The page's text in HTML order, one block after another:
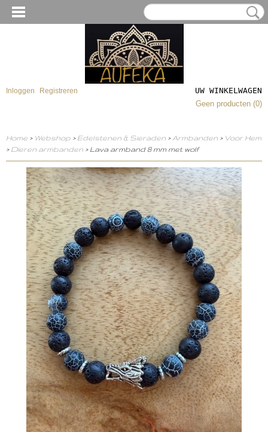
Inloggen Registreren
UW WINKELWAGEN
Geen producten (0)
Home > Webshop > Edelstenen & Sieraden > Armbanden > Voor Hem
> Dieren armbanden > Lava armband 8 mm met wolf